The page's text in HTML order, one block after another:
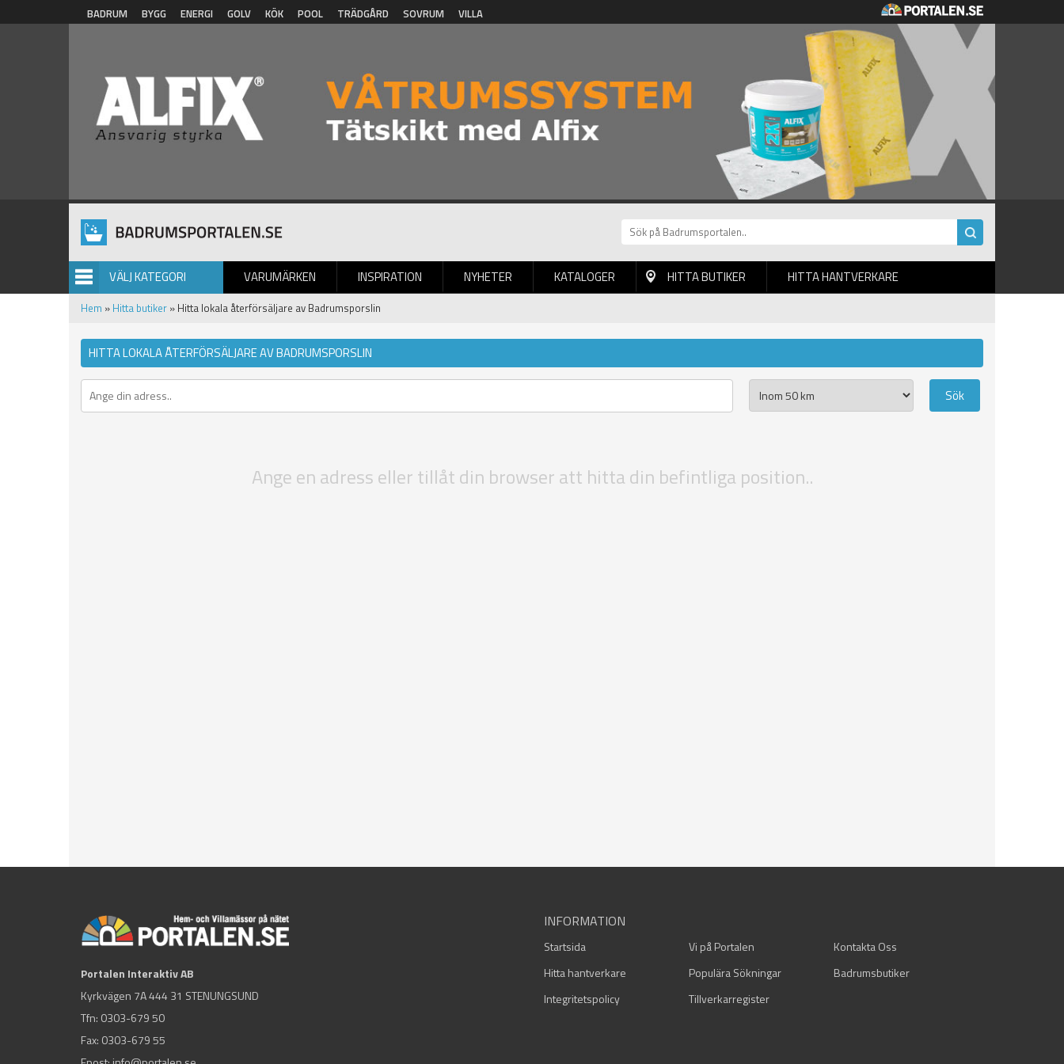
Hoppa till huvudinnehåll
BADRUM BYGG ENERGI GOLV KÖK POOL TRÄDGÅRD SOVRUM VILLA
VÄLJ KATEGORI VARUMÄRKEN INSPIRATION NYHETER
BILDGALLERI KATALOGER HITTA BUTIKER HITTA HANTVERKARE
Hem » Hitta butiker » Hitta lokala återförsäljare av Badrumsporslin
HITTA LOKALA ÅTERFÖRSÄLJARE AV BADRUMSPORSLIN
Ange en adress eller tillåt din browser att hitta din befintliga position..
Portalen Interaktiv AB
Kyrkvägen 7A 444 31 STENUNGSUND
Tfn: 0303-679 50
Fax: 0303-679 55
INFORMATION
Startsida Vi på Portalen
Kontakta Oss
Hitta hantverkare
Populära Sökningar
Badrumsbutiker
Integritetspolicy
Tillverkarregister